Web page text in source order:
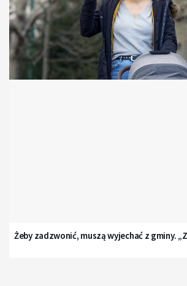
Żeby zadzwonić, muszą wyjechać z gminy.